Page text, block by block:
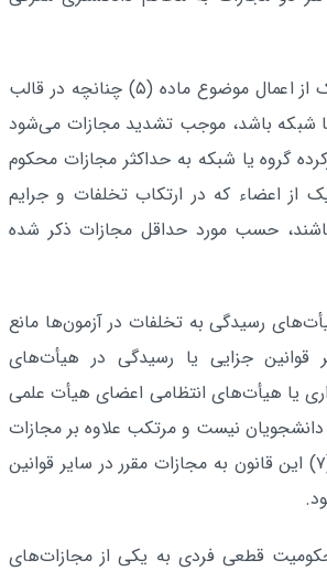
ماده ۸– ارتکاب هر یک از اعمال موضوع ماده (۵) چنانچه در قالب
شبکه باشد، موجب تشدید مجازات می‌شود
گروه یا شبکه به حداکثر مجازات محکوم
از اعضاء که در ارتکاب تخلفات و جرایم
حسب مورد حداقل مجازات ذکر شده
هیأت‌های رسیدگی به تخلفات در آزمون‌ها مانع
قوانین جزایی یا رسیدگی در هیأت‌های
یا هیأت‌های انتظامی اعضای هیأت علمی
نیست و مرتکب علاوه بر مجازات
مندرج در مواد (۶) و (۷) این قانون به مجازات مقرر در سایر قوانین
محکومیت قطعی فردی به یکی از مجازات‌های